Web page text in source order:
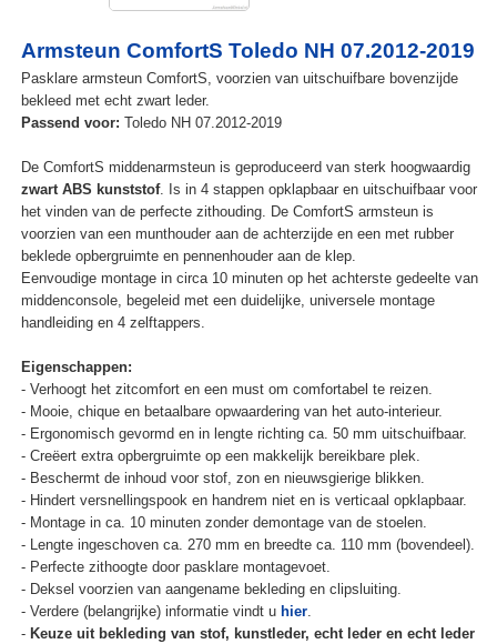
Armsteun ComfortS Toledo NH 07.2012-2019
Pasklare armsteun ComfortS, voorzien van uitschuifbare bovenzijde
bekleed met echt zwart leder.
Passend voor: Toledo NH 07.2012-2019
De ComfortS middenarmsteun is geproduceerd van sterk hoogwaardig
zwart ABS kunststof. Is in 4 stappen opklapbaar en uitschuifbaar voor
het vinden van de perfecte zithouding. De ComfortS armsteun is
voorzien van een munthouder aan de achterzijde en een met rubber
beklede opbergruimte en pennenhouder aan de klep.
Eenvoudige montage in circa 10 minuten op het achterste gedeelte van
middenconsole, begeleid met een duidelijke, universele montage
handleiding en 4 zelftappers.
Eigenschappen:
- Verhoogt het zitcomfort en een must om comfortabel te reizen.
- Mooie, chique en betaalbare opwaardering van het auto-interieur.
- Ergonomisch gevormd en in lengte richting ca. 50 mm uitschuifbaar.
- Creëert extra opbergruimte op een makkelijk bereikbare plek.
- Beschermt de inhoud voor stof, zon en nieuwsgierige blikken.
- Hindert versnellingspook en handrem niet en is verticaal opklapbaar.
- Montage in ca. 10 minuten zonder demontage van de stoelen.
- Lengte ingeschoven ca. 270 mm en breedte ca. 110 mm (bovendeel).
- Perfecte zithoogte door pasklare montagevoet.
- Deksel voorzien van aangename bekleding en clipsluiting.
- Verdere (belangrijke) informatie vindt u hier.
- Keuze uit bekleding van stof, kunstleder, echt leder en echt leder